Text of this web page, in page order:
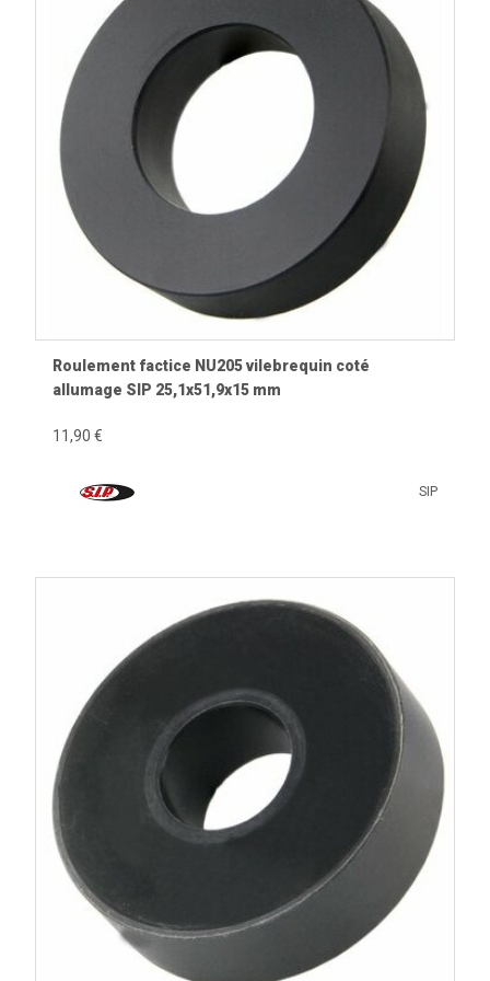
Vilebrequins renforcés.
Carburateurs et pipes d'admission.
Boîtes à clapets.
Échappements Racing.
Embrayages renforcés.
Allumages électroniques.
Rapports de transmission spécifiques.
Pourquoi choisir des pièces Racing ?
Les pièces Racing permettent d'adapter un moteur à une
utilisation spécifique, qu'il s'agisse de compétition, de
démonstration, de roulages sur circuit ou de projets
mécanique, la résistance aux fortes sollicitations et les
une préparation cohérente.
Les éléments à préparer ensemble
Admission.
Transmission.
Allumage.
Refroidissement.
Bon à savoir
Les meilleures préparations ne reposent pas sur une seule
pièce performante mais sur un ensemble parfaitement
équilibré. Un cylindre puissant associé à une transmission,
un carburateur ou un échappement inadaptés ne donnera
jamais son plein potentiel.
Roulement factice NU205 vilebrequin coté
allumage SIP 25,1x51,9x15 mm
11,90 €
SIP